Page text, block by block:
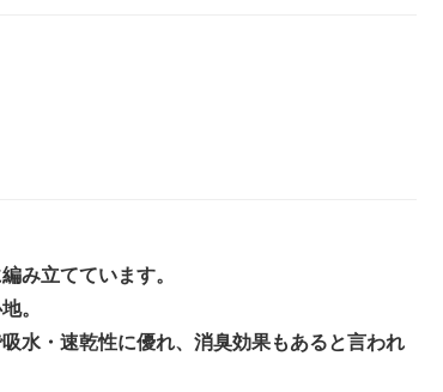
み立てています。
。
水・速乾性に優れ、消臭効果もあると言われ